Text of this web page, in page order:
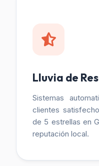
Lluvia de
Sistemas
clientes
de 5 estrellas en
reputación local.